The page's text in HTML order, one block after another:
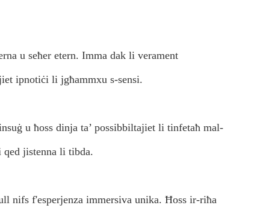
u seħer etern. Imma dak li verament
ipnotiċi li jgħammxu s-sensi.
u ħoss dinja ta’ possibbiltajiet li tinfetaħ mal-
qed jistenna li tibda.
f'esperjenza immersiva unika. Ħoss ir-riħa